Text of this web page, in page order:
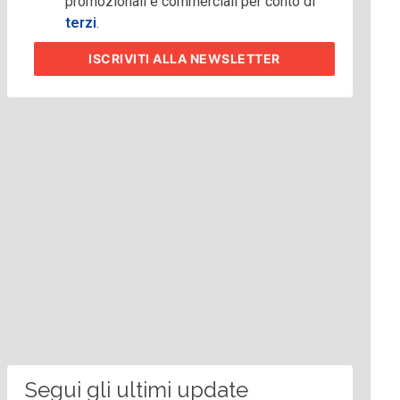
terzi.
ISCRIVITIALLA NEWSLETTER
Segui gli ultimi update